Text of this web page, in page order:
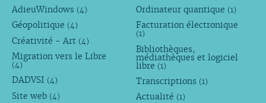
AdieuWindows (4)
Géopolitique (4)
Créativité - Art (4)
Migration vers le Libre
(4)
DADVSI (4)
Site web (4)
Ordinateur quantique (1)
Facturation électronique
(1)
Bibliothèques,
médiathèques et logiciel
libre (1)
Transcriptions (1)
Actualité (1)